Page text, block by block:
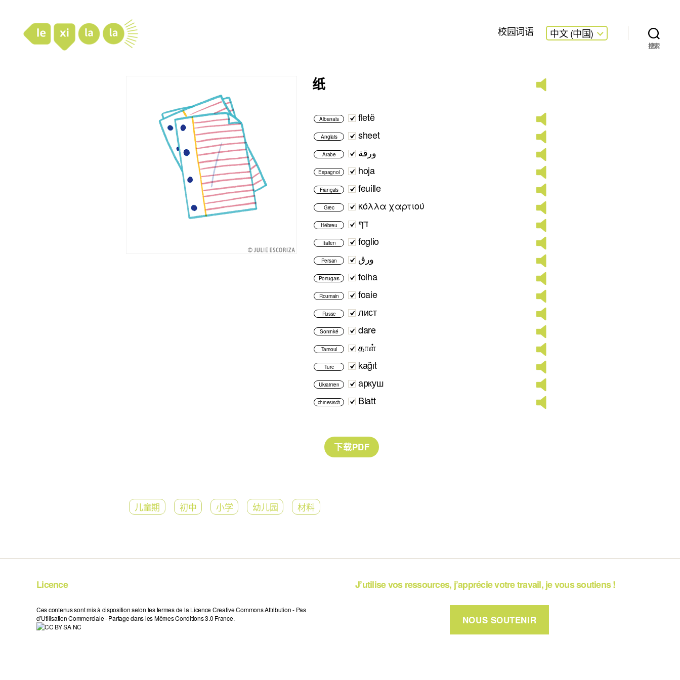
校园词语 中文 (中国)
搜索
纸
Albanais fletë
Anglais sheet
Arabe ورقة
Espagnol hoja
Français feuille
Grec κόλλα χαρτιού
Hébreu דף
Italien foglio
Persan ورق
Portugais folha
Roumain foaie
Russe лист
Soninké dare
Tamoul தாள்
Turc kağıt
Ukrainien аркуш
chinesisch Blatt
儿童期 初中 小学 幼儿园 材料
Licence
Ces contenus sont mis à disposition selon les termes de la Licence Creative Commons Attribution - Pas
d’Utilisation Commerciale - Partage dans les Mêmes Conditions 3.0 France.
J’utilise vos ressources, j’apprécie votre travail, je vous soutiens !
NOUS SOUTENIR